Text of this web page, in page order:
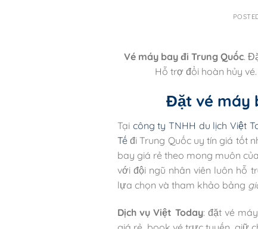
Vé máy bay đi Trung Quốc.
Hỗ trợ đổi hoàn hủy
Đặt vé máy
Tại công ty TNHH du lịch Việt
Tế đi Trung Quốc uy tín giá tốt
bay giá rẻ theo mong muôn
với đội ngũ nhân viên luôn hỗ
lựa chọn và tham khảo bảng
Dịch vụ Việt Today: đặt vé